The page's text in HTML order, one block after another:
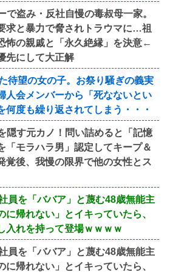
で盗み・反社自慢の毒叔母一家。
求と暴力で脅されトラウマに…祖
怖の親戚と「永久絶縁」を決意←
先にして大正解
待望の女の子。お祭り騒ぎの義実
人会メンバーから「死なないとい
何度も繰り返されてしまう・・・
隠す元カノ！問い詰めると「記憶
「モラハラ男」認定してキープ＆
覚後、我慢の限界で他の女性とス
員を「ババア」と蔑む48歳無能主
に帰れない」とイキっていたら、
入れを持って登場ｗｗｗｗ
員を「ババア」と蔑む48歳無能主
に帰れない」とイキっていたら、